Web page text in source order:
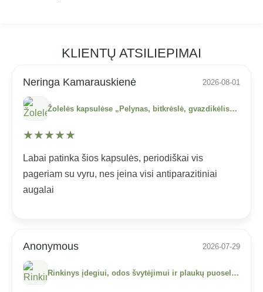
KLIENTŲ ATSILIEPIMAI
Neringa Kamarauskienė 2026-08-01
Žolelės kapsulėse „Pelynas, bitkrėslė, gvazdikėlis“, ARBATOS MAGIJA, 100 kaps.
★★★★★
Labai patinka šios kapsulės, periodiškai vis
pageriam su vyru, nes įeina visi antiparazitiniai
augalai
Anonymous 2026-07-29
Rinkinys įdegiui, odos švytėjimui ir plaukų puoselėjimui, BEAUTÉ D’ÉTÉ